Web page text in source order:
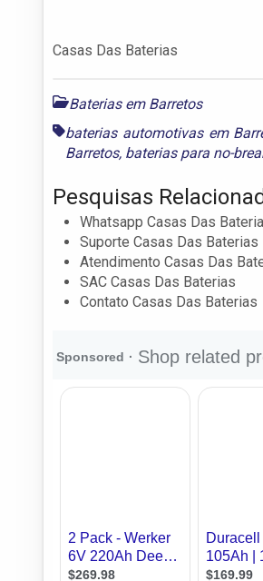
Casas Das Baterias
Baterias em Barretos
baterias automotivas em
Barretos, baterias para no-
Pesquisas
Whatsapp Casas Das
Suporte Casas Das Baterias
Atendimento Casas Das
SAC Casas Das Baterias
Contato Casas Das Baterias